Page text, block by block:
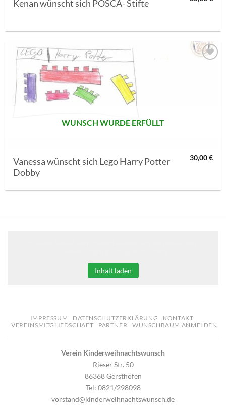
Kenan wünscht sich POSCA- Stifte
WUNSCH WURDE ERFÜLLT
Vanessa wünscht sich Lego Harry Potter
Dobby
30,00€
Inhalt laden
IMPRESSUM DATENSCHUTZERKLÄRUNG
KONTAKT
VEREINSMITGLIEDSCHAFT
PARTNER WUNSCHBAUM ANMELDEN
Verein Kinderweihnachtswunsch
Rieser Str. 50
86368 Gersthofen
Tel: 0821/298098
vorstand@kinderweihnachtswunsch.de